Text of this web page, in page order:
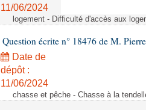
11/06/2024
logement - Difficulté d'accès aux
Question écrite n° 18476 de M.
Date de
dépôt :
11/06/2024
chasse et pêche - Chasse à la